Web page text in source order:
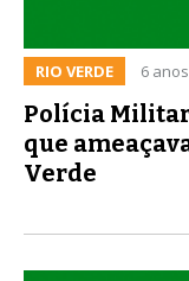
RIO VERDE 6
Polícia
que
Verde